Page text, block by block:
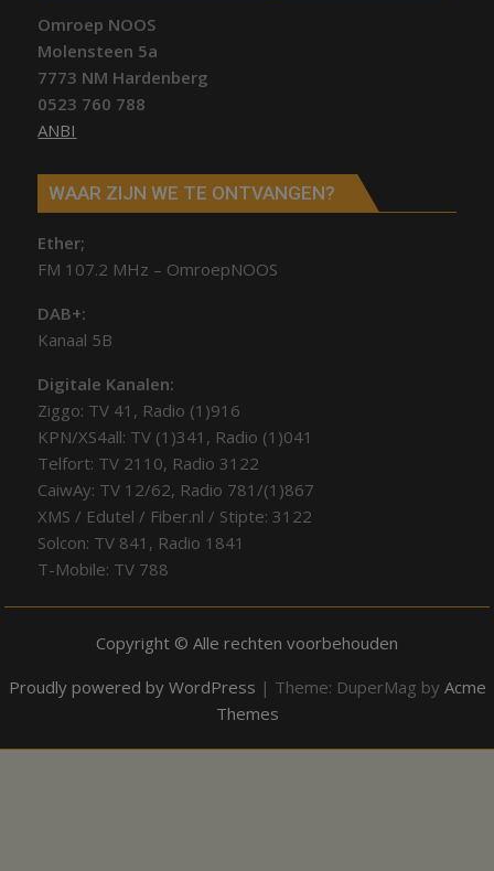
Omroep NOOS
Molensteen 5a
7773 NM Hardenberg
0523 760 788
ANBI
WAAR ZIJN WE TE ONTVANGEN?
Ether;
FM 107.2 MHz – OmroepNOOS
DAB+:
Kanaal 5B
Digitale Kanalen:
Ziggo: TV 41, Radio (1)916
KPN/XS4all: TV (1)341, Radio (1)041
Telfort: TV 2110, Radio 3122
CaiwAy: TV 12/62, Radio 781/(1)867
XMS / Edutel / Fiber.nl / Stipte: 3122
Solcon: TV 841, Radio 1841
T-Mobile: TV 788
Copyright © Alle rechten voorbehouden
Proudly powered by WordPress | Theme: DuperMag by Acme
Themes